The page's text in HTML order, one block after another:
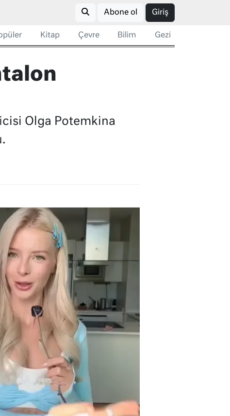
Abone ol Giriş
Kitap Çevre Bilim Gezi
Olga Potemkina